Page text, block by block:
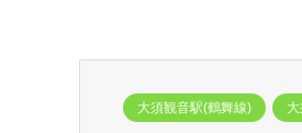
大須観音駅(鶴舞線)